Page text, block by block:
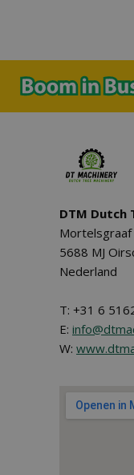
DTM Dutch
Mortelsgraaf
5688 MJ
Nederland
T: +31 6
E:
W: